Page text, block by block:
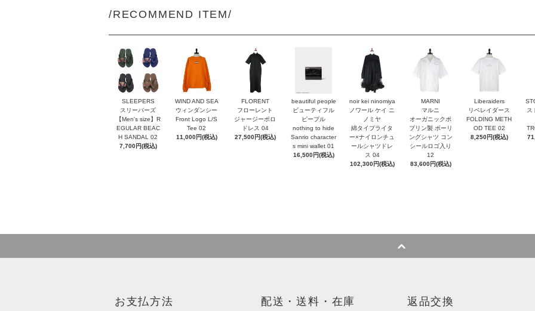
/RECOMMEND ITEM/
SLEEPERS
スリーパーズ
【Men's size】R
EGULAR BEAC
H SANDAL 02
7,700円(税込)
WIND AND SEA
ウィンダンシー
Front Logo L/S
Tee 02
11,000円(税込)
FLORENT
フローレント
ジャージーポロ
ドレス 04
27,500円(税込)
beautiful people
ビューティフル
ピープル
nothing to hide
Sanrio character
s mini wallet⁠ 01
16,500円(税込)
noir kei ninomiya
ノワール ケイ ニ
ノミヤ
綿タイプライタ
ー×ナイロンチュ
ールシャツドレ
ス 04
102,300円(税込)
MARNI
マルニ
オーガニックポ
プリン製 ボーリ
ングシャツ コン
シールロゴ入り
12
83,600円(税込)
Liberaiders
リベレイダース
FOLDING METH
OD TEE 02
8,250円(税込)
ス
お支払方法 配送・送料・在庫 返品交換